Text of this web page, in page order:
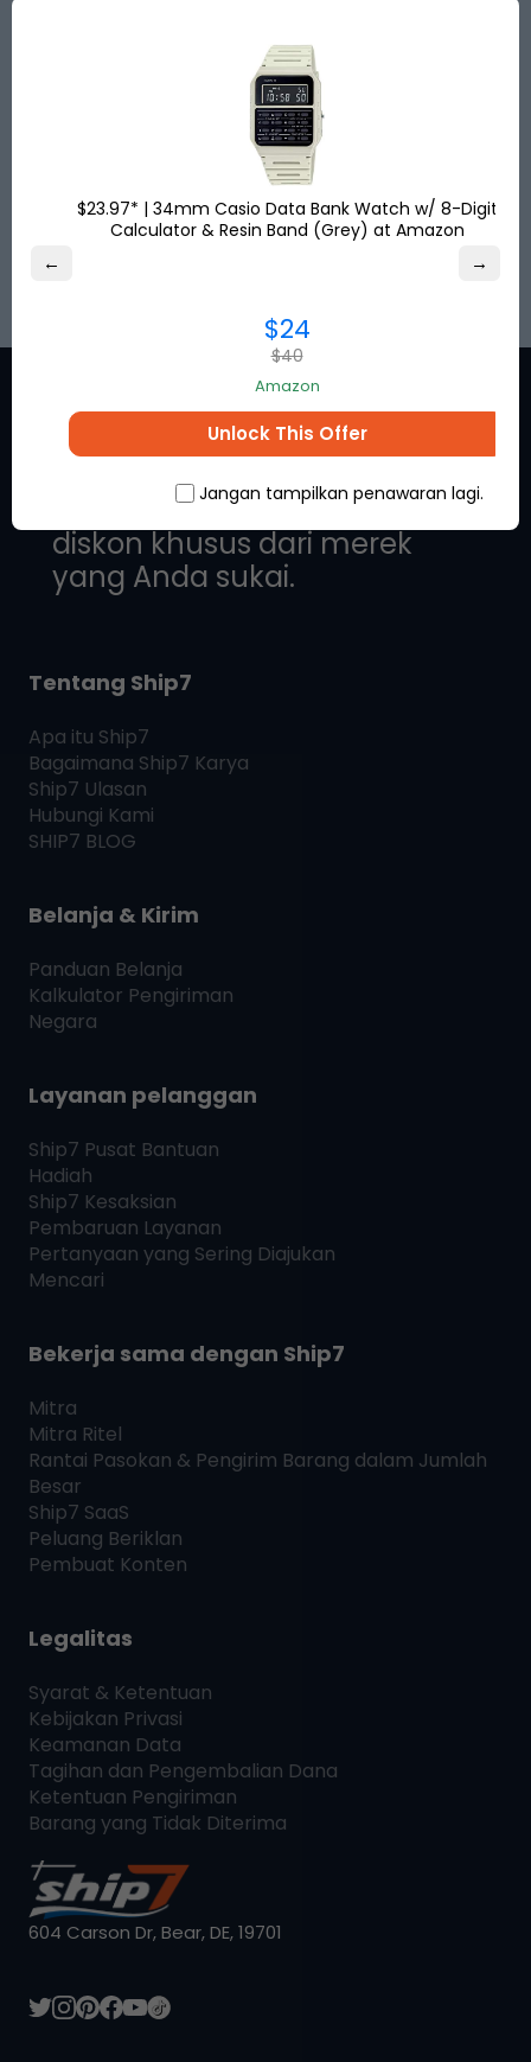
alamat pengiriman Anda secara gratis dan
belanja online!
80%untuk pengiriman
internasional dan bebas pajak penjualan AS!
Tetap online untuk
mendapatkan penawaran
diskon khusus dari merek
yang Anda sukai.
Tentang Ship7
Apa itu Ship7
Bagaimana Ship7 Karya
Ship7 Ulasan
Hubungi Kami
SHIP7 BLOG
Belanja & Kirim
Panduan Belanja
Kalkulator Pengiriman
Negara
Layanan pelanggan
Ship7 Pusat Bantuan
Hadiah
Ship7 Kesaksian
Pembaruan Layanan
Pertanyaan yang Sering Diajukan
Mencari
Bekerja sama dengan Ship7
Mitra
Mitra Ritel
Rantai Pasokan & Pengirim Barang dalam Jumlah
Besar
Ship7 SaaS
Peluang Beriklan
Pembuat Konten
Legalitas
Syarat & Ketentuan
Kebijakan Privasi
Keamanan Data
Tagihan dan Pengembalian Dana
Ketentuan Pengiriman
Barang yang Tidak Diterima
604 Carson Dr, Bear, DE, 19701
← →
$23.97* | 34mm Casio Data Bank Watch w/ 8-Digit
Calculator & Resin Band (Grey) at Amazon
$24
$40
Amazon
Unlock This Offer
Jangan tampilkan penawaran lagi.